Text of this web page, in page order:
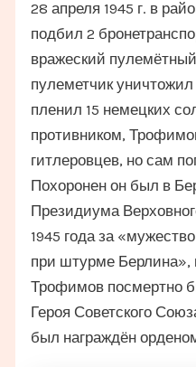
28 апреля 1945 г. в
подбил 2
вражеский
пулеметчик
пленил 15 немецких
противником,
гитлеровцев, но сам
Похоронен он был в
Президиума
1945 года за
при штурме Берлина»,
Трофимов посмертно
Героя Советского
был награждён